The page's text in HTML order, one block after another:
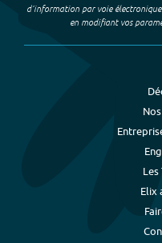
d’information par voie
en modifiant vos
Les
Elix